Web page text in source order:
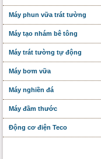
Máy phun vữa trát tường
Máy tạo nhám bê tông
Máy trát tường tự động
Máy bơm vữa
Máy nghiền đá
Máy đầm thước
Động cơ điện Teco